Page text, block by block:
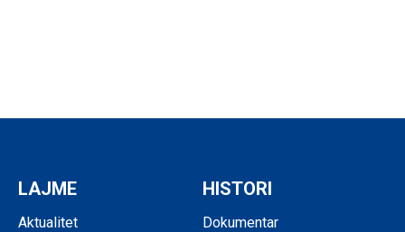
LAJME
Aktualitet
HISTORI
Dokumentar